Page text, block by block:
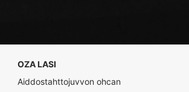
OZA LASI
Aiddostahttojuvvon ohcan